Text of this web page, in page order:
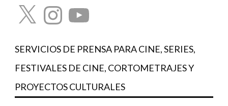
X InstagramYouTube
SERVICIOS DE PRENSA PARA CINE, SERIES,
FESTIVALES DE CINE, CORTOMETRAJES Y
PROYECTOS CULTURALES